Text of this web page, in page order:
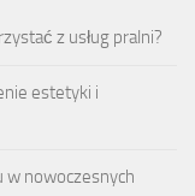
z usług pralni?
estetyki i
w nowoczesnych